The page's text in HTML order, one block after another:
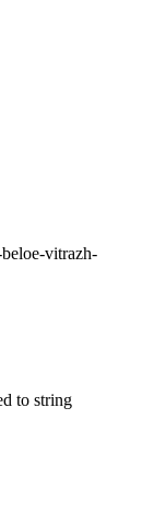
vitrazh-
to string